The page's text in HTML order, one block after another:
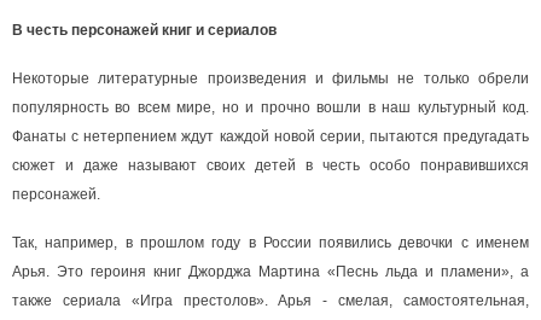
В честь персонажей книг и сериалов
Некоторые литературные произведения и фильмы не только обрели
популярность во всем мире, но и прочно вошли в наш культурный код.
Фанаты с нетерпением ждут каждой новой серии, пытаются предугадать
сюжет и даже называют своих детей в честь особо понравившихся
персонажей.
Так, например, в прошлом году в России появились девочки с именем
Арья. Это героиня книг Джорджа Мартина «Песнь льда и пламени», а
также сериала «Игра престолов». Арья - смелая, самостоятельная,